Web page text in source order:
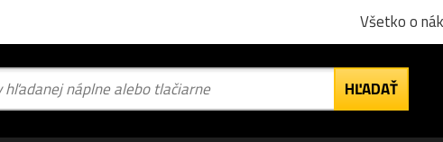
Všetko o